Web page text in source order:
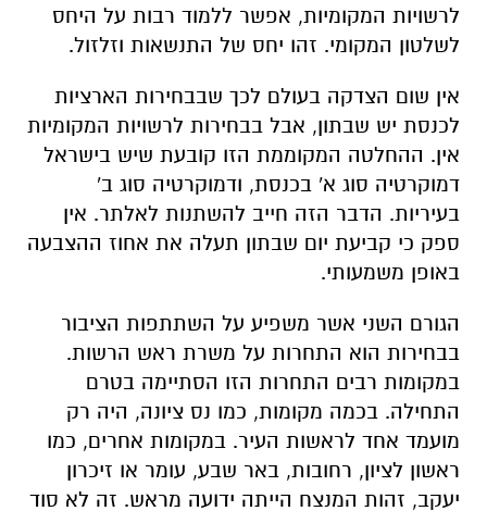
לרשויות המקומיות, אפשר ללמוד רבות על היחס
לשלטון המקומי. זהו יחס של התנשאות וזלזול.
אין שום הצדקה בעולם לכך שבבחירות הארציות
לכנסת יש שבתון, אבל בבחירות לרשויות המקומיות
אין. ההחלטה המקוממת הזו קובעת שיש בישראל
דמוקרטיה סוג א' בכנסת, ודמוקרטיה סוג ב'
בעיריות. הדבר הזה חייב להשתנות לאלתר. אין
ספק כי קביעת יום שבתון תעלה את אחוז ההצבעה
באופן משמעותי.
הגורם השני אשר משפיע על השתתפות הציבור
בבחירות הוא התחרות על משרת ראש הרשות.
במקומות רבים התחרות הזו הסתיימה בטרם
התחילה. בכמה מקומות, כמו נס ציונה, היה רק
מועמד אחד לראשות העיר. במקומות אחרים, כמו
ראשון לציון, רחובות, באר שבע, עומר או זיכרון
יעקב, זהות המנצח הייתה ידועה מראש. זה לא סוד